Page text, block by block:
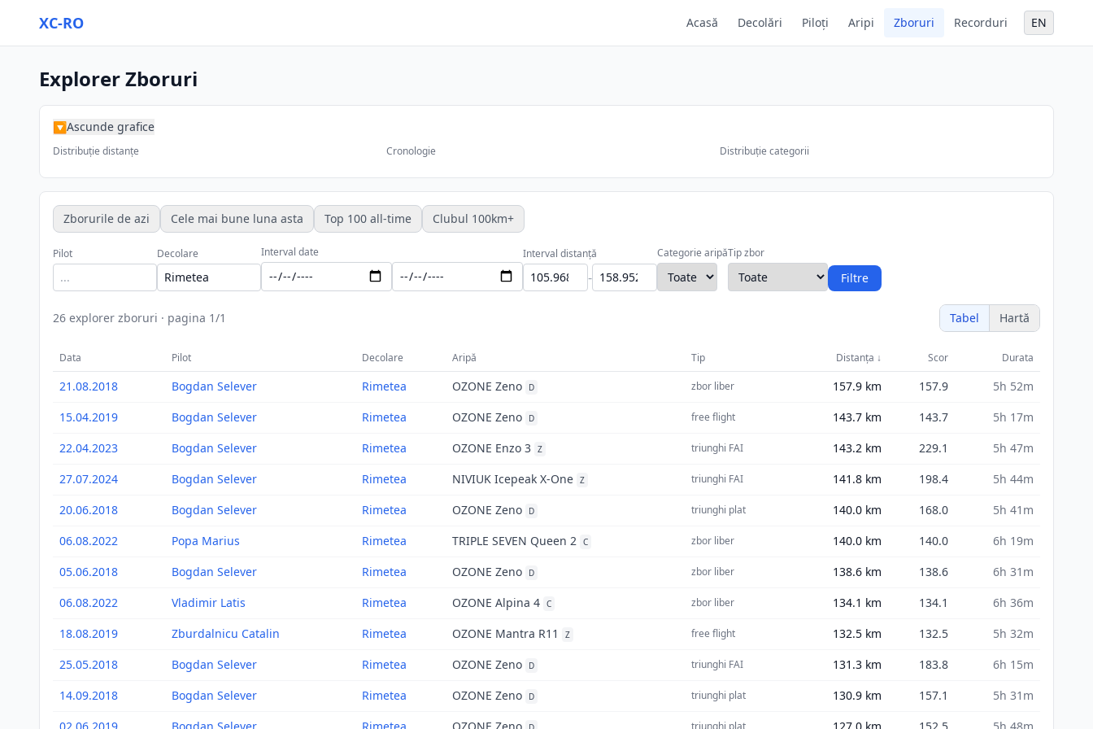
XC-RO Acasă Decolări Piloți Aripi Zboruri Recorduri EN
Explorer Zboruri
▶Ascunde grafice
Distribuție distanțe Cronologie Distribuție categorii
Zborurile de azi Cele mai bune luna asta Top 100 all-time Clubul 100km+
Pilot Decolare Interval date Interval distanță
-
Categorie aripăTip zbor
Filtre
26 explorer zboruri · pagina 1/1 Tabel Hartă
Data Pilot Decolare Aripă Tip Distanța ↓ Scor Durata
21.08.2018 Bogdan Selever Rimetea OZONE Zeno D zbor liber 157.9 km 157.9
5h 52m
15.04.2019
Bogdan Selever Rimetea OZONE Zeno D free flight 143.7 km 143.7
5h 17m
22.04.2023
Bogdan Selever Rimetea OZONE Enzo 3 Z triunghi FAI 143.2 km 229.1
5h 47m
27.07.2024
Bogdan Selever Rimetea NIVIUK Icepeak X-One Z triunghi FAI 141.8 km 198.4
5h 44m
20.06.2018
Bogdan Selever Rimetea OZONE Zeno D triunghi plat 140.0 km 168.0
5h 41m
06.08.2022
Popa Marius Rimetea TRIPLE SEVEN Queen 2 C zbor liber 140.0 km 140.0
6h 19m
05.06.2018
Bogdan Selever Rimetea OZONE Zeno D zbor liber 138.6 km 138.6
6h 31m
06.08.2022
Vladimir Latis Rimetea OZONE Alpina 4 C zbor liber 134.1 km 134.1
6h 36m
18.08.2019
Zburdalnicu Catalin Rimetea OZONE Mantra R11 Z free flight 132.5 km 132.5
5h 32m
25.05.2018
Bogdan Selever Rimetea OZONE Zeno D triunghi FAI 131.3 km 183.8
6h 15m
14.09.2018
Bogdan Selever Rimetea OZONE Zeno D triunghi plat 130.9 km 157.1
5h 31m
triunghi plat